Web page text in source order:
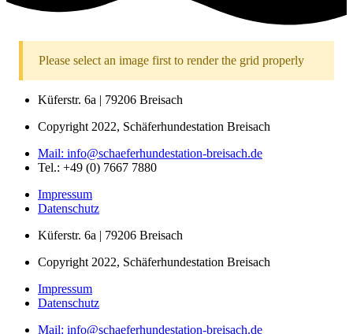
Please select an image first to render the grid properly
Küferstr. 6a | 79206 Breisach
Copyright 2022, Schäferhundestation Breisach
Mail: info@schaeferhundestation-breisach.de
Tel.: +49 (0) 7667 7880
Impressum
Datenschutz
Küferstr. 6a | 79206 Breisach
Copyright 2022, Schäferhundestation Breisach
Impressum
Datenschutz
Mail: info@schaeferhundestation-breisach.de